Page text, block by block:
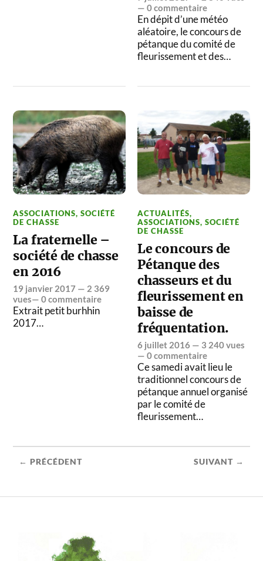
—0 commentaire
En dépit d’une météo
aléatoire, le concours de
pétanque du comité de
fleurissement et des…
ASSOCIATIONS,SOCIÉTÉ
DE CHASSE
La fraternelle –
société de chasse
en 2016
19 janvier 2017 — 2 369
vues—0 commentaire
Extrait petit burhhin
2017…
ACTUALITÉS,
ASSOCIATIONS,SOCIÉTÉ
DE CHASSE
Le concours de
Pétanque des
chasseurs et du
fleurissement en
baisse de
fréquentation.
6 juillet 2016 — 3 240 vues
—0 commentaire
Ce samedi avait lieu le
traditionnel concours de
pétanque annuel organisé
par le comité de
fleurissement…
← PRÉCÉDENT SUIVANT →